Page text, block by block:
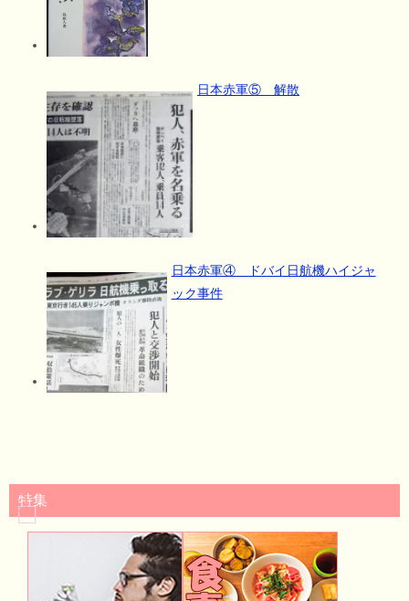
日本赤軍⑤ 解散
日本赤軍④ ドバイ日航機ハイジャ
ック事件
特集